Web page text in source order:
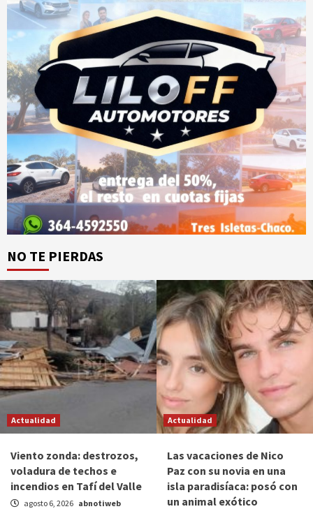
NO TE PIERDAS
Actualidad
Viento zonda: destrozos,
voladura de techos e
incendios en Tafí del Valle
agosto 6, 2026 abnotiweb
Actualidad
Las vacaciones de Nico
Paz con su novia en una
isla paradisíaca: posó con
un animal exótico